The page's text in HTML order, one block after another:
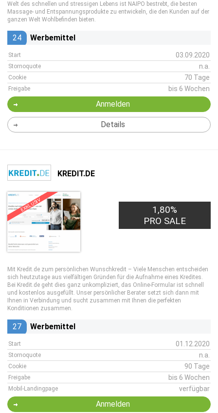
Welt des schnellen und stressigen Lebens ist NAIPO bestrebt, die besten
Massage- und Entspannungsprodukte zu entwickeln, die den Kunden auf der
ganzen Welt Wohlbefinden bieten.
24 Werbemittel
Start 03.09.2020
Stornoquote n.a.
Cookie 70 Tage
Freigabe bis 6 Wochen
Anmelden
Details
KREDIT.DE
EXKLUSIV
35,00€
PRO LEAD
1,80%
PRO SALE
Mit Kredit.de zum persönlichen Wunschkredit – Viele Menschen entscheiden
sich heutzutage aus vielfältigen Gründen für die Aufnahme eines Kredites.
Bei Kredit.de geht dies ganz unkompliziert, das Online-Formular ist schnell
und kostenlos ausgefüllt. Unser persönlicher Berater setzt sich dann mit
Ihnen in Verbindung und sucht zusammen mit Ihnen die perfekten
Konditionen zusammen.
27 Werbemittel
Start 01.12.2020
Stornoquote n.a.
Cookie 90 Tage
Freigabe bis 6 Wochen
Mobil-Landingpage verfügbar
Anmelden